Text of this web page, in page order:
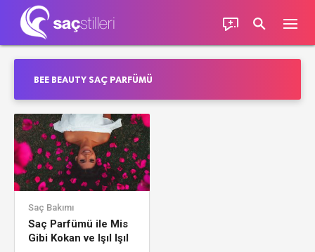
BEE BEAUTY SAÇ PARFÜMÜ
Saç Bakımı
Saç Parfümü ile Mis
Gibi Kokan ve Işıl Işıl